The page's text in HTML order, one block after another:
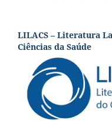
LILACS – Literatura
Ciências da Saúde